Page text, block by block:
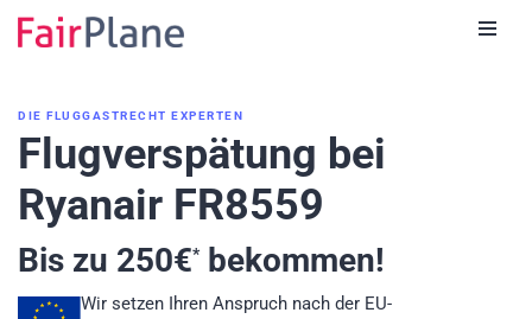
DIE FLUGGASTRECHT EXPERTEN
Flugverspätung bei
Ryanair FR8559
Bis zu 250€*bekommen!
Wir setzen Ihren Anspruch nach der EU-